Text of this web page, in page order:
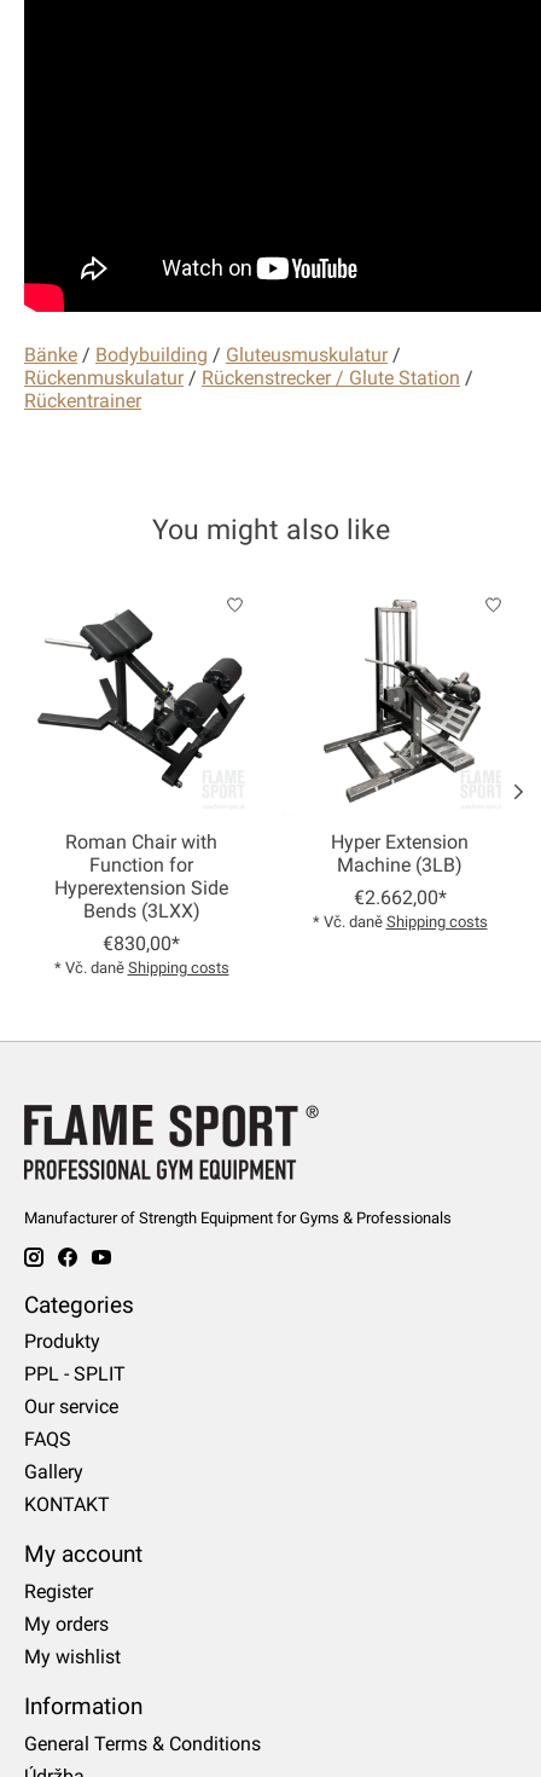
Bänke / Bodybuilding / Gluteusmuskulatur/
Rückenmuskulatur/ Rückenstrecker / Glute Station /
Rückentrainer
You might also like
Roman Chair with
Function for
Hyperextension Side
Bends (3LXX)
€830,00*
* Vč. daně Shipping costs
Hyper Extension
Machine (3LB)
€2.662,00*
* Vč. daně Shipping costs
Manufacturer of Strength Equipment for Gyms & Professionals
Categories
Produkty
PPL - SPLIT
Our service
FAQS
Gallery
KONTAKT
My account
Register
My orders
My wishlist
Information
General Terms & Conditions